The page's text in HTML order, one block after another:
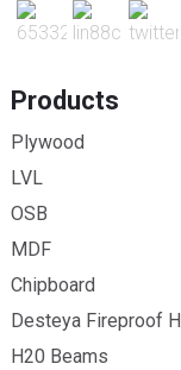
Products
Plywood
LVL
OSB
MDF
Chipboard
Desteya Fireproof
H20 Beams